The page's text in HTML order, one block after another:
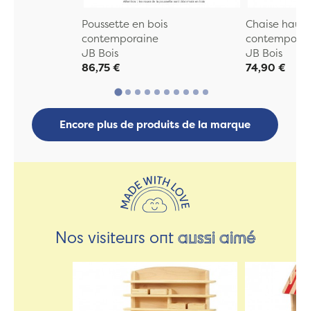
Poussette en bois
contemporaine
JB Bois
86,75 €
Chaise
JB Bois
74,90 €
Encore plus de produits de la marque
Nos visiteurs ontaussi aimé